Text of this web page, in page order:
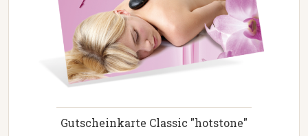
Gutscheinkarte Classic "hotstone"